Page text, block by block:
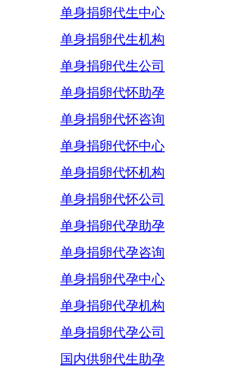
单身捐卵代生中心
单身捐卵代生机构
单身捐卵代生公司
单身捐卵代怀助孕
单身捐卵代怀咨询
单身捐卵代怀中心
单身捐卵代怀机构
单身捐卵代怀公司
单身捐卵代孕助孕
单身捐卵代孕咨询
单身捐卵代孕中心
单身捐卵代孕机构
单身捐卵代孕公司
国内供卵代生助孕